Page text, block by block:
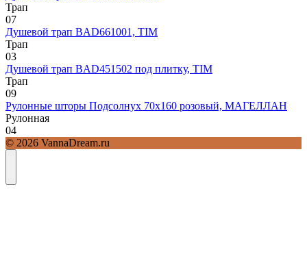
Трап
07
Душевой трап BAD661001, TIM
Трап
03
Душевой трап BAD451502 под плитку, TIM
Трап
09
Рулонные шторы Подсолнух 70х160 розовый, МАГЕЛЛАН
Рулонная
04
© 2026 VannaDream.ru